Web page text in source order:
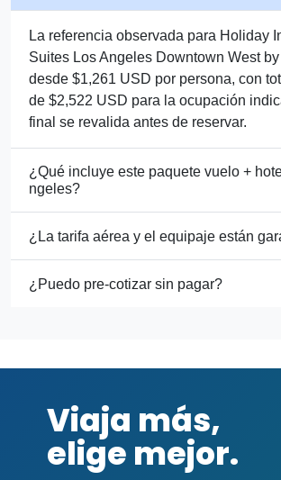
La referencia observada para Holiday
Suites Los Angeles Downtown West
desde $1,261 USD por persona, con
de $2,522 USD para la ocupación
final se revalida antes de reservar.
¿Qué incluye este paquete vuelo +
ngeles?
¿La tarifa aérea y el equipaje están
¿Puedo pre-cotizar sin pagar?
Viaja más,
elige mejor.